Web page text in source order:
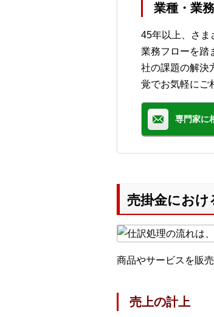
業種・業
45年以上、さま
業務フローを踏
社の課題の解決
覚でお気軽にご
専門家に
売掛金におけ
商品やサービスを販
売上の計上